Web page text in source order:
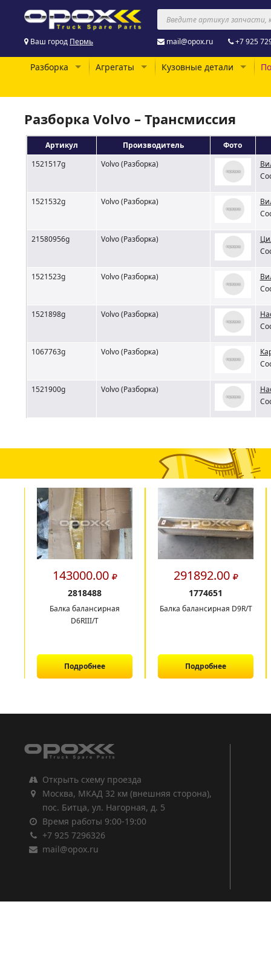
Ваш город Пермь mail@opox.ru +7 925
Разборка Агрегаты Кузовные детали
Разборка Volvo – Трансмиссия
Артикул Производитель
Фото
1521517g
Volvo (Разборка)
1521532g Volvo (Разборка)
21580956g Volvo (Разборка)
1521523g Volvo (Разборка)
1521898g Volvo (Разборка)
1067763g Volvo (Разборка)
1521900g Volvo (Разборка)
143000.00
2818488
Балка балансирная
D6RIII/T
Подробнее
291892.00
1774651
Балка балансирная D9R/T
Подробнее
Открыть схему проезда
Москва, МКАД 32 км (внешняя сторона),
пос. Битца, ул. Нагорная, д. 5
Время работы 9:00-19:00
+7 925 7296326
mail@opox.ru